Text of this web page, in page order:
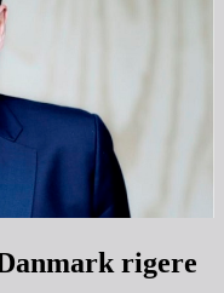
rigere